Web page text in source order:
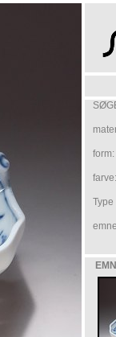
form:
farve:
Type